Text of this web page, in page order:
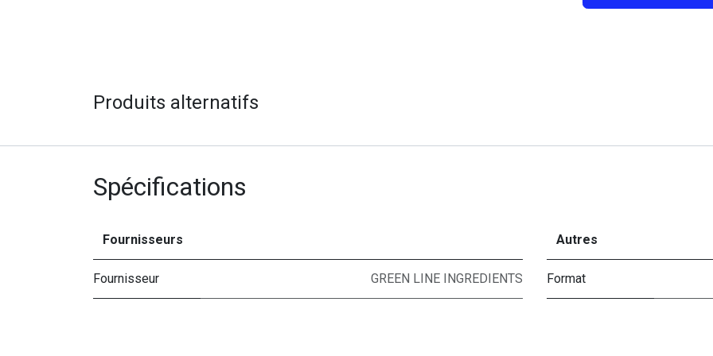
Produits alternatifs
Spécifications
Fournisseurs
Fournisseur GREEN LINE INGREDIENTS
Autres
Format